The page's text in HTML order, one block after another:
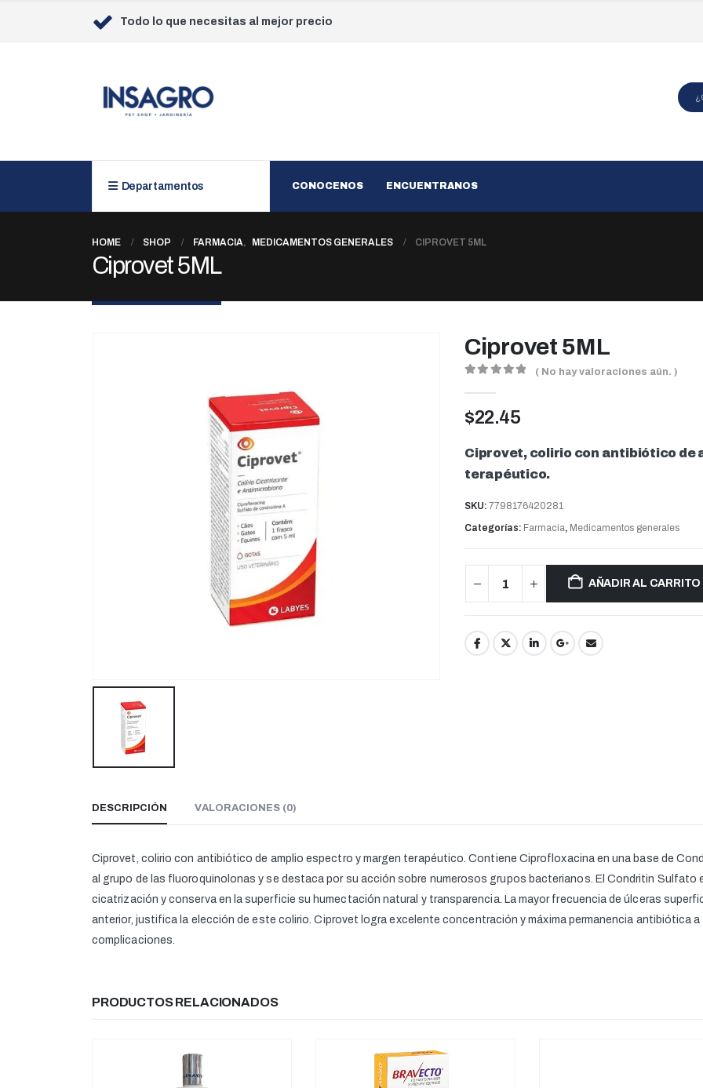
Todo lo que necesitas al mejor precio
Departamentos CONOCENOS ENCUENTRANOS
HOME SHOP FARMACIA, MEDICAMENTOS GENERALES CIPROVET 5ML
Ciprovet 5ML
Ciprovet 5ML
( No hay valoraciones aún. )
$22.45
Ciprovet, colirio con antibiótico de
terapéutico.
SKU: 7798176420281
Categorías: Farmacia, Medicamentos generales
AÑADIR AL CARRITO
DESCRIPCIÓN VALORACIONES (0)
Ciprovet, colirio con antibiótico de amplio espectro y margen terapéutico. Contiene Ciprofloxacina en una base de
al grupo de las fluoroquinolonas y se destaca por su acción sobre numerosos grupos bacterianos. El Condritin Sulfato
cicatrización y conserva en la superficie su humectación natural y transparencia. La mayor frecuencia de úlceras
anterior, justifica la elección de este colirio. Ciprovet logra excelente concentración y máxima permanencia antibiótica
complicaciones.
PRODUCTOS RELACIONADOS